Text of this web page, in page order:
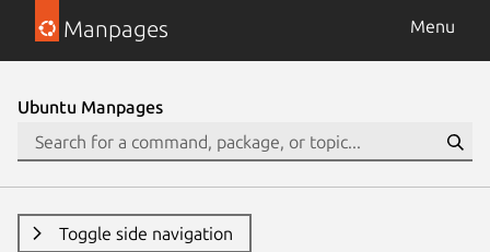
Manpages Menu
Ubuntu Manpages
Toggle side navigation